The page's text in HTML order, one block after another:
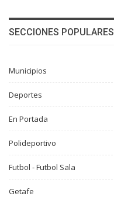
SECCIONES POPULARES
Municipios
Deportes
En Portada
Polideportivo
Futbol - Futbol Sala
Getafe